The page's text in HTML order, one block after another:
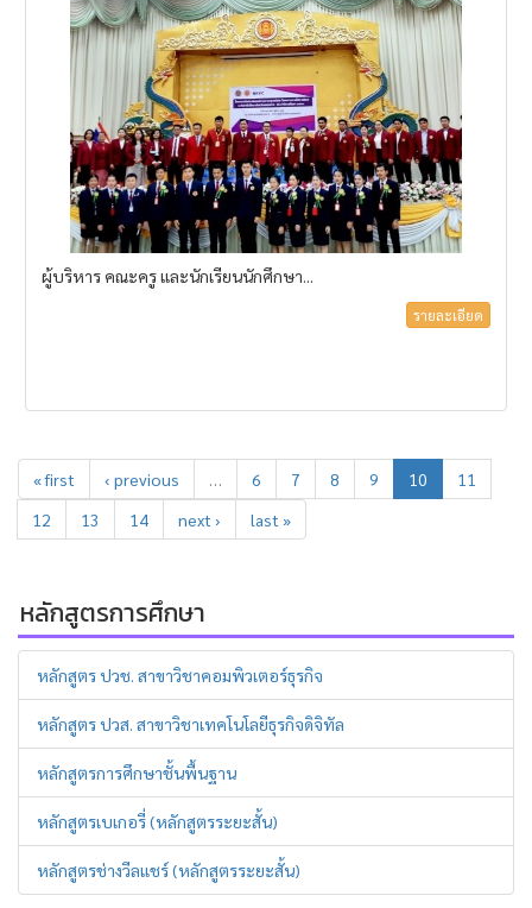
ผู้บริหาร คณะครู และนักเรียนนักศึกษา...
รายละเอียด
« first ‹ previous … 6 7 8 9 10
11
12
13 14 next › last »
หลักสูตรการศึกษา
หลักสูตร ปวช. สาขาวิชาคอมพิวเตอร์ธุรกิจ
หลักสูตร ปวส. สาขาวิชาเทคโนโลยีธุรกิจดิจิทัล
หลักสูตรการศึกษาชั้นพื้นฐาน
หลักสูตรเบเกอรี่ (หลักสูตรระยะสั้น)
หลักสูตรช่างวีลแชร์ (หลักสูตรระยะสั้น)